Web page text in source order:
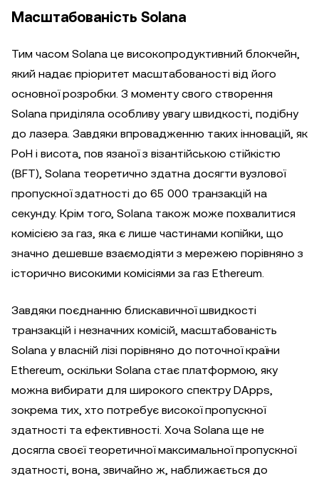
Масштабованість Solana
Тим часом Solana це високопродуктивний блокчейн,
який надає пріоритет масштабованості від його
основної розробки. З моменту свого створення
Solana приділяла особливу увагу швидкості, подібну
до лазера. Завдяки впровадженню таких інновацій, як
PoH і висота, пов язаної з візантійською стійкістю
(BFT), Solana теоретично здатна досягти вузлової
пропускної здатності до 65 000 транзакцій на
секунду. Крім того, Solana також може похвалитися
комісією за газ, яка є лише частинами копійки, що
значно дешевше взаємодіяти з мережею порівняно з
історично високими комісіями за газ Ethereum.
Завдяки поєднанню блискавичної швидкості
транзакцій і незначних комісій, масштабованість
Solana у власній лізі порівняно до поточної країни
Ethereum, оскільки Solana стає платформою, яку
можна вибирати для широкого спектру DApps,
зокрема тих, хто потребує високої пропускної
здатності та ефективності. Хоча Solana ще не
досягла своєї теоретичної максимальної пропускної
здатності, вона, звичайно ж, наближається до